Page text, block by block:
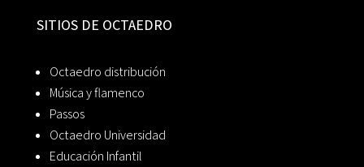
SITIOS DE OCTAEDRO
Octaedro distribución
Música y flamenco
Passos
Octaedro Universidad
Educación Infantil